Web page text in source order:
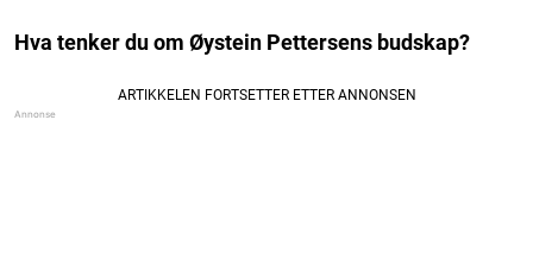
Hva tenker du om Øystein Pettersens budskap?